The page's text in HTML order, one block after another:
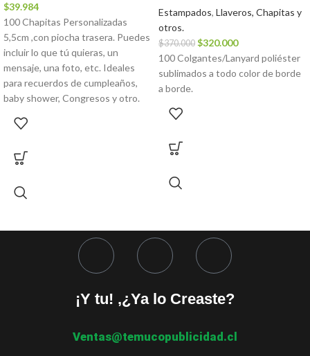
$39.984
100 Chapitas Personalizadas
5,5cm ,con piocha trasera. Puedes
incluir lo que tú quieras, un
mensaje, una foto, etc. Ideales
para recuerdos de cumpleaños,
baby shower, Congresos y otro.
Estampados, Llaveros, Chapitas y
otros.
$370.000 $320.000
100 Colgantes/Lanyard poliéster
sublimados a todo color de borde
a borde.
¡Y tu! ,¿Ya lo Creaste?
Ventas@temucopublicidad.cl